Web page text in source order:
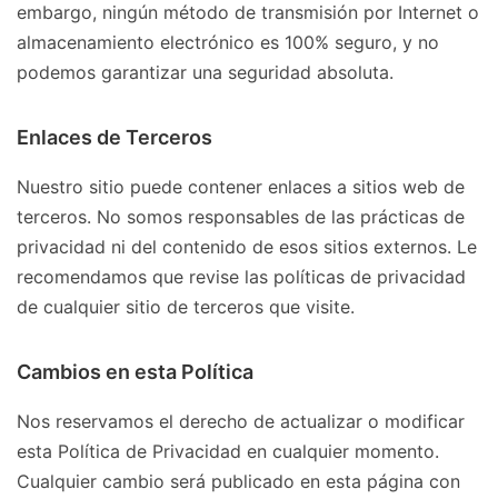
embargo, ningún método de transmisión por Internet o
almacenamiento electrónico es 100% seguro, y no
podemos garantizar una seguridad absoluta.
Enlaces de Terceros
Nuestro sitio puede contener enlaces a sitios web de
terceros. No somos responsables de las prácticas de
privacidad ni del contenido de esos sitios externos. Le
recomendamos que revise las políticas de privacidad
de cualquier sitio de terceros que visite.
Cambios en esta Política
Nos reservamos el derecho de actualizar o modificar
esta Política de Privacidad en cualquier momento.
Cualquier cambio será publicado en esta página con